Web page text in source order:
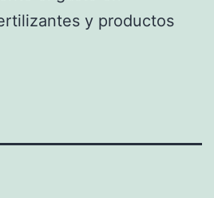
y productos